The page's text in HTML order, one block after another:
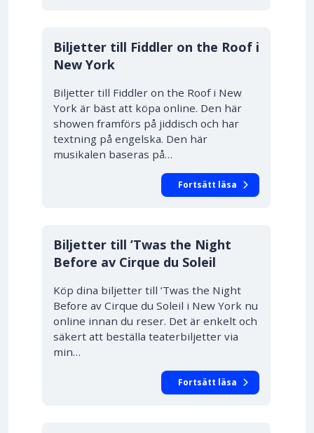
Biljetter till Fiddler on the Roof i
New York
Biljetter till Fiddler on the Roof i New
York är bäst att köpa online. Den här
showen framförs på jiddisch och har
textning på engelska. Den här
musikalen baseras på…
Fortsätt läsa
Biljetter till ’Twas the Night
Before av Cirque du Soleil
Köp dina biljetter till ’Twas the Night
Before av Cirque du Soleil i New York nu
online innan du reser. Det är enkelt och
säkert att beställa teaterbiljetter via
min…
Fortsätt läsa